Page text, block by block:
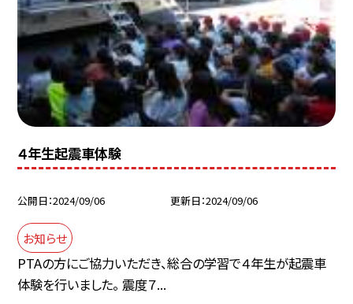
４年生起震車体験
公開日 2024/09/06 更新日 2024/09/06
お知らせ
PTAの方にご協力いただき、総合の学習で４年生が起震車
体験を行いました。 震度７...